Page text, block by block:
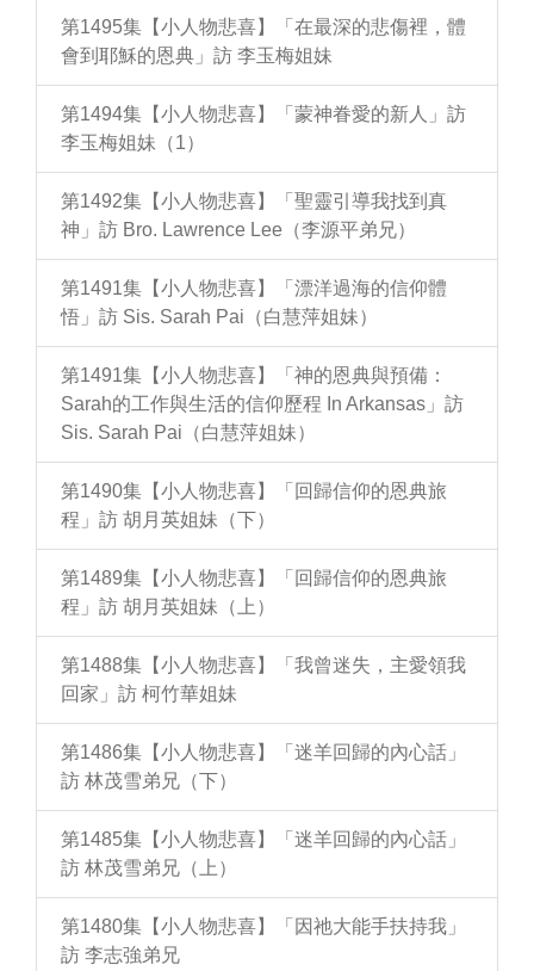
第1495集【小人物悲喜】「在最深的悲傷裡，體
會到耶穌的恩典」訪 李玉梅姐妹
第1494集【小人物悲喜】「蒙神眷愛的新人」訪
李玉梅姐妹（1）
第1492集【小人物悲喜】「聖靈引導我找到真
神」訪 Bro. Lawrence Lee（李源平弟兄）
第1491集【小人物悲喜】「漂洋過海的信仰體
悟」訪 Sis. Sarah Pai（白慧萍姐妹）
第1491集【小人物悲喜】「神的恩典與預備：
Sarah的工作與生活的信仰歷程 In Arkansas」訪
Sis. Sarah Pai（白慧萍姐妹）
第1490集【小人物悲喜】「回歸信仰的恩典旅
程」訪 胡月英姐妹（下）
第1489集【小人物悲喜】「回歸信仰的恩典旅
程」訪 胡月英姐妹（上）
第1488集【小人物悲喜】「我曾迷失，主愛領我
回家」訪 柯竹華姐妹
第1486集【小人物悲喜】「迷羊回歸的內心話」
訪 林茂雪弟兄（下）
第1485集【小人物悲喜】「迷羊回歸的內心話」
訪 林茂雪弟兄（上）
第1480集【小人物悲喜】「因祂大能手扶持我」
訪 李志強弟兄